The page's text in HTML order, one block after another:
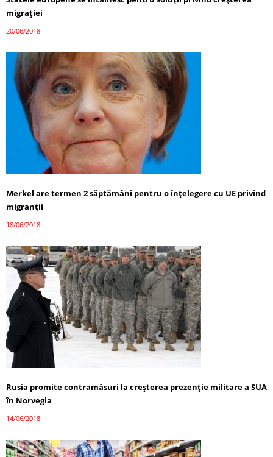
migrației
20/06/2018
Merkel are termen 2 săptămâni pentru o înțelegere cu UE privind
migranții
18/06/2018
Rusia promite contramăsuri la creșterea prezenție militare a SUA
în Norvegia
14/06/2018